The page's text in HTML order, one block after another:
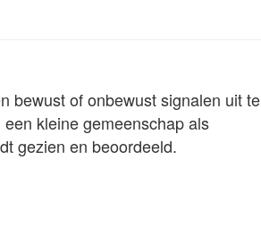
bewust of onbewust signalen uit te
kleine gemeenschap als
gezien en beoordeeld.